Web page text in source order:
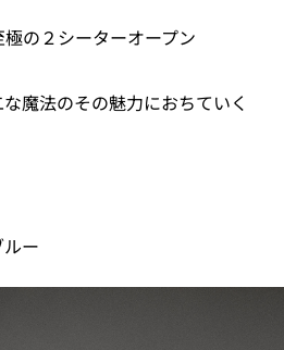
の２シーターオープン
魔法のその魅力におちていく
ー